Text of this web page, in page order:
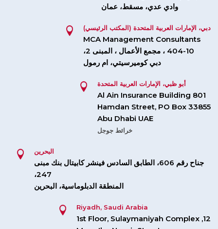
وادي عدي، مسقط، عمان
دبي، الإمارات العربية المتحدة (المكتب الرئيسي)
MCA Management Consultants
404-10 ، مجمع الأعمال ، المبنى 2،
دبي كوميرسيتي، ام رمول
أبو ظبي، الإمارات العربية المتحدة
801 Al Ain Insurance Building
Hamdan Street, PO Box 33855
Abu Dhabi UAE
خرائط جوجل
البحرين
جناح رقم 606، الطابق السادس فينشر كابيتال بنك مبنى
247،
المنطقة الدبلوماسية، البحرين
Riyadh, Saudi Arabia
12, 1st Floor, Sulaymaniyah Complex